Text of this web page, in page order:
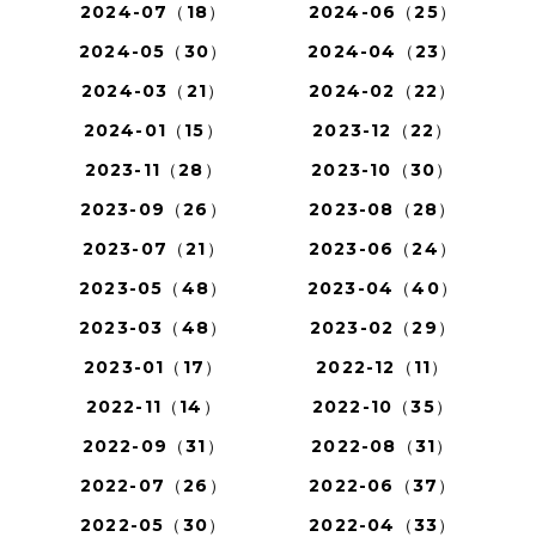
2024-07（18）
2024-06（25）
2024-05（30）
2024-04（23）
2024-03（21）
2024-02（22）
2024-01（15）
2023-12（22）
2023-11（28）
2023-10（30）
2023-09（26）
2023-08（28）
2023-07（21）
2023-06（24）
2023-05（48）
2023-04（40）
2023-03（48）
2023-02（29）
2023-01（17）
2022-12（11）
2022-11（14）
2022-10（35）
2022-09（31）
2022-08（31）
2022-07（26）
2022-06（37）
2022-05（30）
2022-04（33）